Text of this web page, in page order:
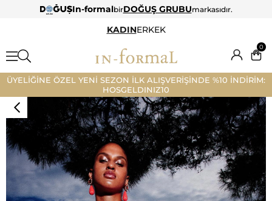
In-formalbirDOĞUŞ GRUBUmarkasıdır.
KADINERKEK
0
ÜYELİĞİNE ÖZEL YENİ SEZON İLK ALIŞVERİŞİNDE %10 İNDİRİM:
HOSGELDINIZ10